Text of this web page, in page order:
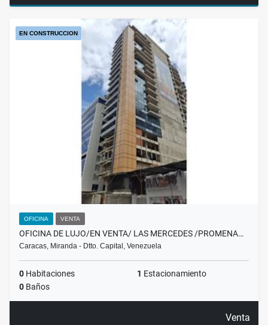
EN CONSTRUCCION
OFICINA VENTA
OFICINA DE LUJO/EN VENTA/ LAS MERCEDES /PROMENA…
Caracas, Miranda - Dtto. Capital, Venezuela
0 Habitaciones 1 Estacionamiento
0 Baños
Venta